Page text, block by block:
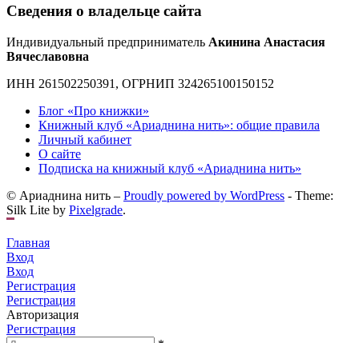
Сведения о владельце сайта
Индивидуальный предприниматель Акинина Анастасия
Вячеславовна
ИНН 261502250391, ОГРНИП 324265100150152
Блог «Про книжки»
Книжный клуб «Ариаднина нить»: общие правила
Личный кабинет
О сайте
Подписка на книжный клуб «Ариаднина нить»
© Ариаднина нить – Proudly powered by WordPress - Theme:
Silk Lite by Pixelgrade.
Главная
Вход
Вход
Регистрация
Регистрация
Авторизация
Регистрация